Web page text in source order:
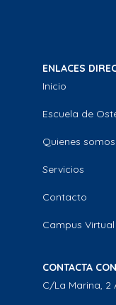
ENLACES
Inicio
Escuela de
Quienes somos
Servicios
Contacto
Campus Virtual
CONTACTA
C/La Marina, 2